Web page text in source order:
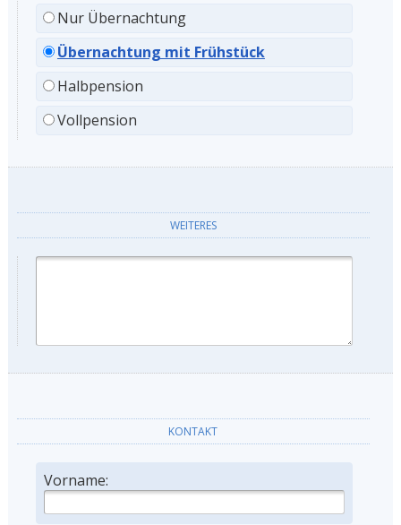
Nur Übernachtung
Übernachtung mit Frühstück
Halbpension
Vollpension
WEITERES
KONTAKT
Vorname: